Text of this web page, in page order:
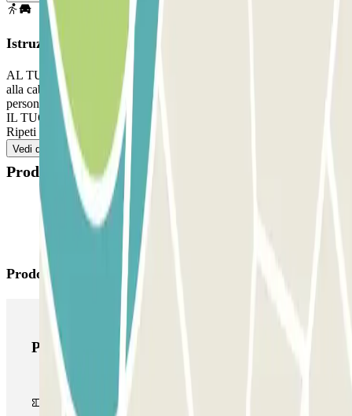
Istruzioni
AL TUO ARRIVO: Parcheggia in qualsiasi posto auto libero. Vai
alla cabina di controllo con la tua prenotazione Parclick e mostrala al
personale. PER USCIRE: Comunica al personale la tua uscita. SE
IL TUO PASS INCLUDE ENTRATE E USCITE ILLIMITATE:
Ripeti le istruzioni precedenti per tutte le entrate e le uscite.
Vedi di più
Prodotti disponibili
Prodotti di Parclick
Prodotti di Parclick